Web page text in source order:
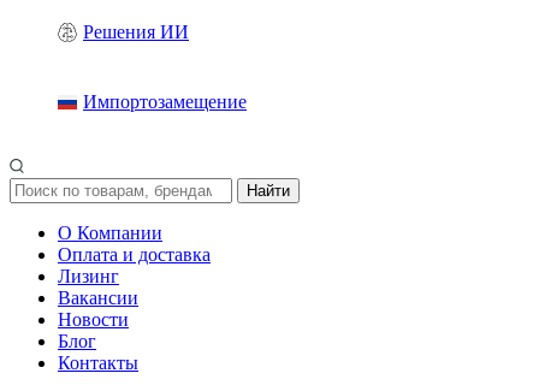
Решения ИИ
Импортозамещение
Найти
О Компании
Оплата и доставка
Лизинг
Вакансии
Новости
Блог
Контакты